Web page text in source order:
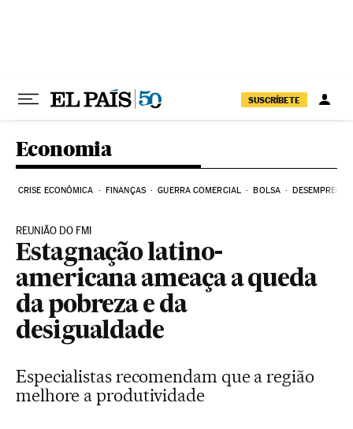
SUSCRÍBETE
Economia
CRISE ECONÔMICA FINANÇAS GUERRA COMERCIAL BOLSA DESEMPREGO
REUNIÃO DO FMI
Estagnação latino-
americana ameaça a queda
da pobreza e da
desigualdade
Especialistas recomendam que a região
melhore a produtividade